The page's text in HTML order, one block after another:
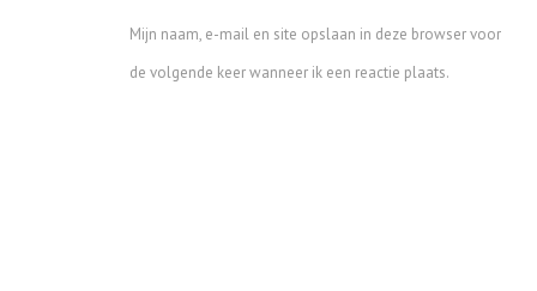
Mijn naam, e-mail en site opslaan in deze browser voor
de volgende keer wanneer ik een reactie plaats.